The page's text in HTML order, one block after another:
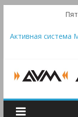
content
Активная система
Platform и
Bluetooth-колонки
крикливые и
Преамп Schiit Saga
Victrola Automatic
дополненный